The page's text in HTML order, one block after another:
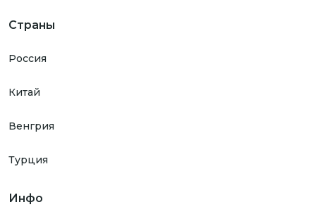
Страны
Россия
Китай
Венгрия
Турция
Инфо